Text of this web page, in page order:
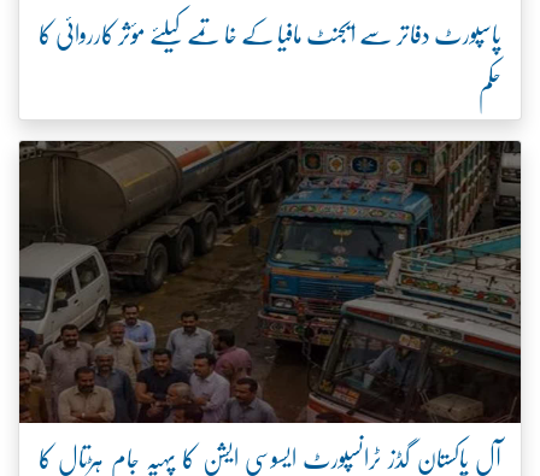
پاسپورٹ دفاتر سے ایجنٹ مافیا کے خاتمے کیلئے مؤثر کارروائی کا
حکم
آل پاکستان گڈز ٹرانسپورٹ ایسوسی ایشن کا پہیہ جام ہڑتال کا